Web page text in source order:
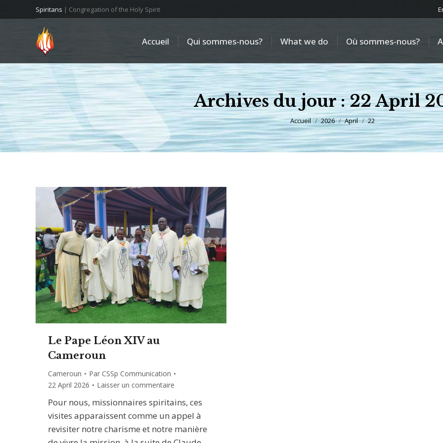
Spiritans | Congregation of the Holy Spirit
Accueil Qui sommes-nous? What we do Où sommes-nous?
Archives du jour :22 April
Vous êtes ici :
Accueil 2026 April 22
Le Pape Léon XIV au
Cameroun
Cameroun Par CSSp Communication
22 April 2026
Laisser un commentaire
Pour nous, missionnaires spiritains, ces
visites apparaissent comme un appel à
revisiter notre charisme et notre manière